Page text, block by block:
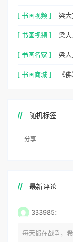
[ 书画视频 ] 梁大
[ 书画视频 ] 梁大
[ 书画名家 ] 梁大
[ 书画商城 ] 《
随机标签
分享
最新评论
333985：
每天都在战争，